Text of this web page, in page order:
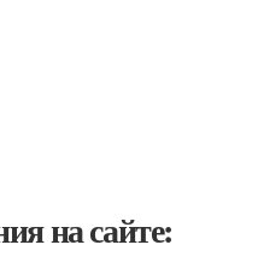
на сайте: